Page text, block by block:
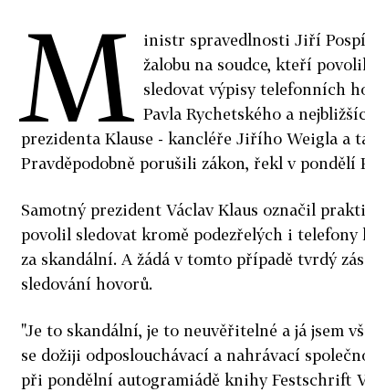
M inistr spravedlnosti Jiří
žalobu na soudce, kteří
sledovat výpisy telefonních
Pavla Rychetského a
prezidenta Klause - kancléře Jiřího Weigla a
Pravděpodobně porušili zákon, řekl v pondělí
Samotný prezident Václav Klaus označil
povolil sledovat kromě podezřelých i
za skandální. A žádá v tomto případě tvrdý
sledování hovorů.
"Je to skandální, je to neuvěřitelné a já jsem
se dožiji odposlouchávací a nahrávací
při pondělní autogramiádě knihy Festschrift